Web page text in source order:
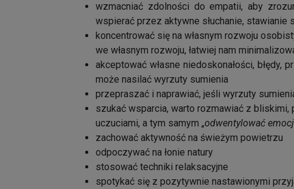
wzmacniać zdolności do empatii, aby
wspierać przez aktywne słuchanie,
koncentrować się na własnym rozwoju
we własnym rozwoju, łatwiej nam
akceptować własne niedoskonałości,
może nasilać wyrzuty sumienia
przepraszać i naprawiać, jeśli wyrzuty
szukać wsparcia, warto rozmawiać z
uczuciami, a tym samym „odwentylować
zachować aktywność na świeżym powietrzu
odpoczywać na łonie natury
stosować techniki relaksacyjne
spotykać się z pozytywnie nastawionymi